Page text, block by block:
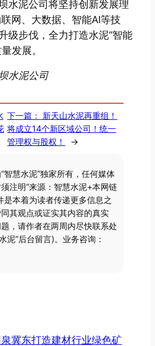
水泥公司将坚持创新发展理
网、大数据、智能AI等技
级步伐，全力打造水泥“智能
发展。
水泥公司
下一篇：
新天山水泥再重组！
将成立14个新区域公司！统一
管理权与股权！
→
智慧水泥”独家所有，任何媒体
注明“来源：智慧水泥+本网链
是本着为读者传递更多信息之
其观点或证实其内容的真实
，请作者在两周内尽快联系处
泥”后台留言)。业务咨询：